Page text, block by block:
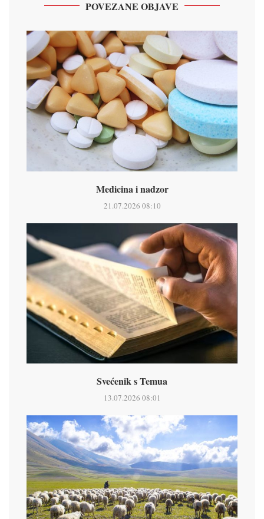
POVEZANE OBJAVE
Medicina i nadzor
21.07.2026 08:10
Svećenik s Temua
13.07.2026 08:01